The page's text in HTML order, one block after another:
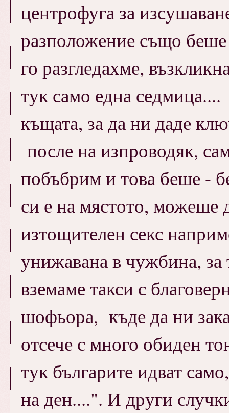
центрофуга за
разположение също
го разгледахме,
тук само една
къщата, за да ни даде
после на изпроводяк,
побъбрим и това беше -
си е на мястото, можеше
изтощителен секс
унижавана в чужбина,
вземаме такси с
шофьора, къде да ни
отсече с много обиден
тук българите идват
на ден....". И други